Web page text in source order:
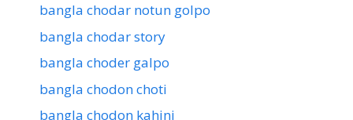
bangla chodar notun golpo
bangla chodar story
bangla choder galpo
bangla chodon choti
bangla chodon kahini